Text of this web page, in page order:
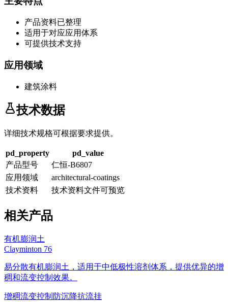
产品资料已整理
适用于对应应用体系
可提供技术支持
应用领域
建筑涂料
技术数据
详细技术规格可根据要求提供。
pd_property
pd_value
产品型号
仁恒-B6807
应用领域
architectural-coatings
技术资料
技术资料文件可预览
相关产品
有机膨润土
Clayminton 76
易分散有机膨润土，适用于中低极性溶剂体系，提供优异的增
稠和流变控制效果。
增稠流变控制 防沉降抗流挂